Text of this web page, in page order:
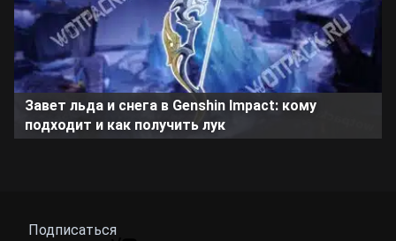
Завет льда и снега в Genshin Impact: кому
подходит и как получить лук
Подписаться